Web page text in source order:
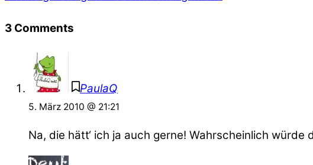
3 Comments
PaulaQ
5. März 2010 @ 21:21
Na, die hätt‘ ich ja auch gerne! Wahrscheinlich